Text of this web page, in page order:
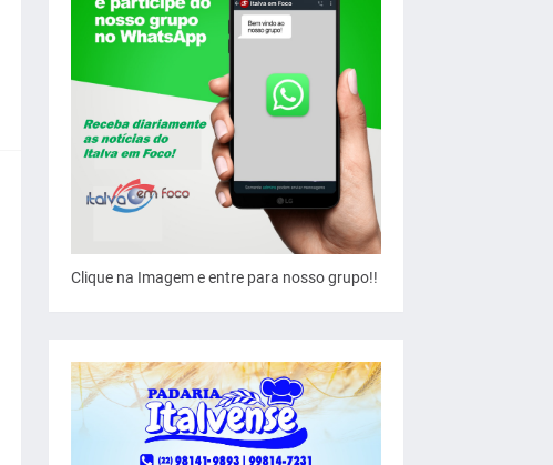
Clique na Imagem e entre para nosso grupo!!